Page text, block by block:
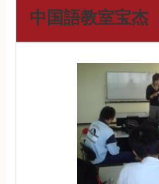
中国語教室宝杰